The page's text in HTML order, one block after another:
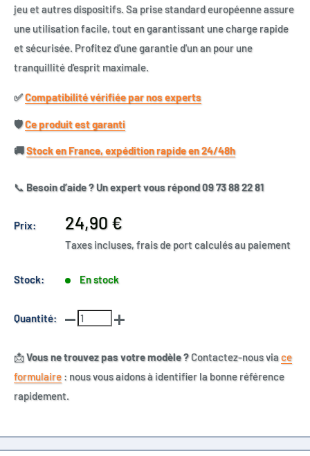
jeu et autres dispositifs. Sa prise standard européenne assure
une utilisation facile, tout en garantissant une charge rapide
et sécurisée. Profitez d'une garantie d'un an pour une
tranquillité d'esprit maximale.
✅​Compatibilité vérifiée par nos experts
🛡️​Ce produit est garanti
🚚​Stock en France, expédition rapide en 24/48h
📞 Besoin d’aide ? Un expert vous répond 09 73 88 22 81
Prix:
Prix
réduit
24,90 €
Taxes incluses, frais de port calculés au paiement
Stock: En stock
Quantité:
📩Vous ne trouvez pas votre modèle ?Contactez-nous viace
formulaire : nous vous aidons à identifier la bonne référence
rapidement.